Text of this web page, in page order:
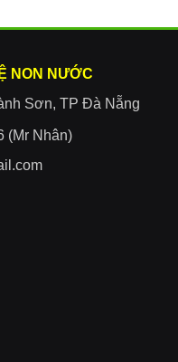
NON NƯỚC
Sơn, TP Đà Nẵng
(Mr Nhân)